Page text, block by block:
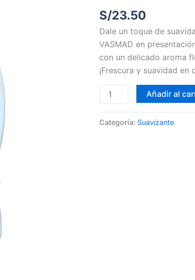
S/23.50
Dale un toque de
VASMAD en
con un delicado aroma
¡Frescura y suavidad en
Añadir al
Categoría: Suavizante